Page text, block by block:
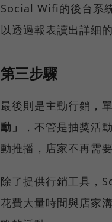
Social Wifi的後台系
以透過報表讀出詳細
第三步驟
最後則是主動行銷，
動」
，不管是抽獎活
動推播，店家不再需
除了提供行銷工具，
花費大量時間與店家